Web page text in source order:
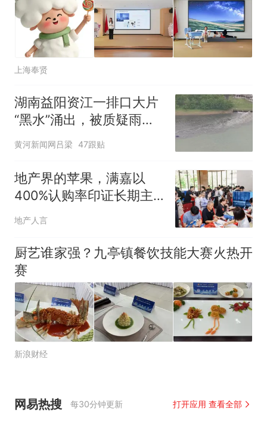
上海奉贤
湖南益阳资江一排口大片
“黑水”涌出，被质疑雨天
偷排污水？
黄河新闻网吕梁 47跟贴
地产界的苹果，满嘉以
400%认购率印证长期主
义
地产人言
厨艺谁家强？九亭镇餐饮技能大赛火热开
赛
新浪财经
网易热搜 每30分钟更新 打开应用 查看全部